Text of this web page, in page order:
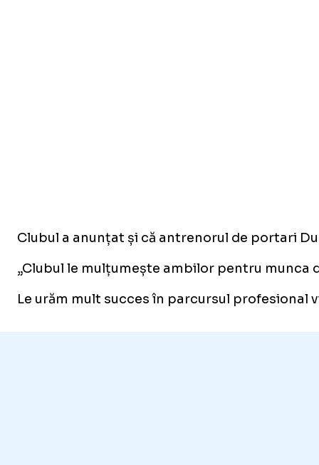
Clubul a anunțat și că antrenorul de portari
„Clubul le mulțumește ambilor pentru munca
Le urăm mult succes în parcursul profesional